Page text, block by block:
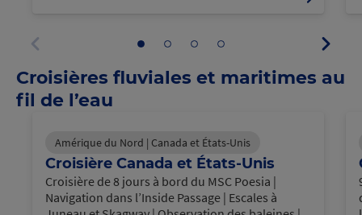
précédent
Aller
panneau
1
Aller
panneau
2
Aller
panneau
3
Aller
panneau
4
Croisières fluviales et maritimes au
fil de l’eau
Amérique du Nord | Canada et États-Unis
Croisière Canada et États-Unis
Croisière de 8 jours à bord du MSC Poesia |
Navigation dans l’Inside Passage | Escales à